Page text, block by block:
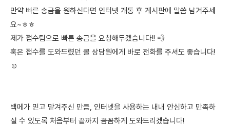
만약 빠른 송금을 원하신다면 인터넷 개통 후 게시판에 말씀 남겨주세
요~ㅎㅎ
제가 접수팀으로 빠른 송금을 요청해두겠습니다!! 💨
혹은 접수를 도와드렸던 콜 상담원에게 바로 전화를 주셔도 좋습니다!
☺️
백메가 믿고 맡겨주신 만큼, 인터넷을 사용하는 내내 안심하고 만족하
실 수 있도록 처음부터 끝까지 꼼꼼하게 도와드리겠습니다!